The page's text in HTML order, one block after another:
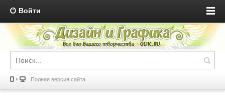
Войти
Полная версия сайта